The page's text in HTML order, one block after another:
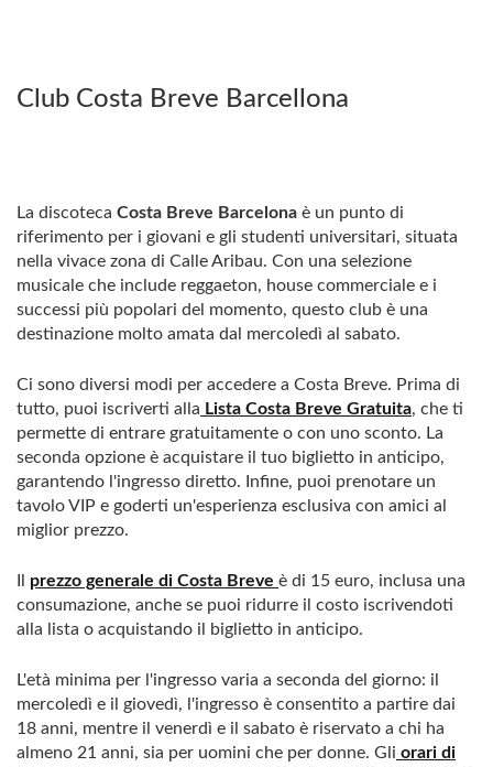
Club Costa Breve Barcellona
La discoteca Costa Breve Barcelona è un punto di
riferimento per i giovani e gli studenti universitari, situata
nella vivace zona di Calle Aribau. Con una selezione
musicale che include reggaeton, house commerciale e i
successi più popolari del momento, questo club è una
destinazione molto amata dal mercoledì al sabato.
Ci sono diversi modi per accedere a Costa Breve. Prima di
tutto, puoi iscriverti alla Lista Costa Breve Gratuita, che ti
permette di entrare gratuitamente o con uno sconto. La
seconda opzione è acquistare il tuo biglietto in anticipo,
garantendo l'ingresso diretto. Infine, puoi prenotare un
tavolo VIP e goderti un'esperienza esclusiva con amici al
miglior prezzo.
prezzo generale di Costa Breve è di 15 euro, inclusa una
consumazione, anche se puoi ridurre il costo iscrivendoti
alla lista o acquistando il biglietto in anticipo.
L'età minima per l'ingresso varia a seconda del giorno: il
mercoledì e il giovedì, l'ingresso è consentito a partire dai
18 anni, mentre il venerdì e il sabato è riservato a chi ha
almeno 21 anni, sia per uomini che per donne. Gli orari di